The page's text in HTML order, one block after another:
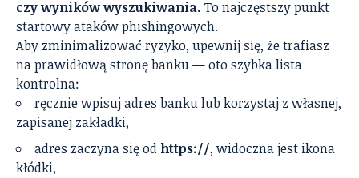
czy wyników wyszukiwania. To najczęstszy punkt
startowy ataków phishingowych.
Aby zminimalizować ryzyko, upewnij się, że trafiasz
na prawidłową stronę banku — oto szybka lista
kontrolna:
ręcznie wpisuj adres banku lub korzystaj z własnej,
zapisanej zakładki,
adres zaczyna się od https://, widoczna jest ikona
kłódki,